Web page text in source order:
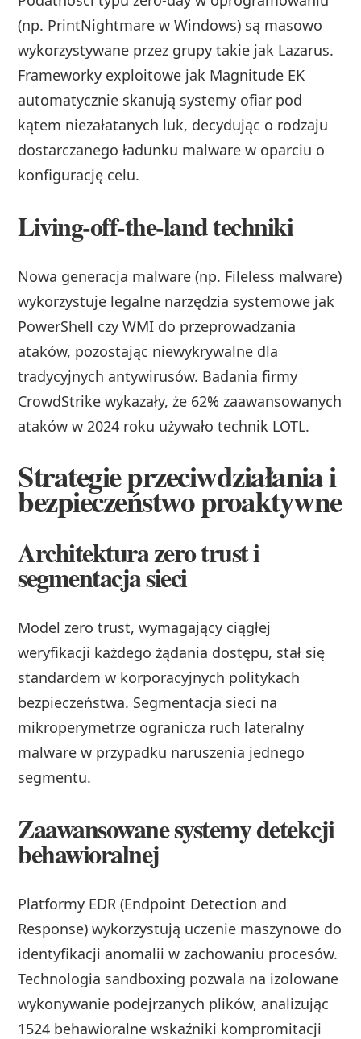
(np. PrintNightmare w Windows) są masowo
wykorzystywane przez grupy takie jak Lazarus.
Frameworky exploitowe jak Magnitude EK
automatycznie skanują systemy ofiar pod
kątem niezałatanych luk, decydując o rodzaju
dostarczanego ładunku malware w oparciu o
konfigurację celu.
Living-off-the-land techniki
Nowa generacja malware (np. Fileless malware)
wykorzystuje legalne narzędzia systemowe jak
PowerShell czy WMI do przeprowadzania
ataków, pozostając niewykrywalne dla
tradycyjnych antywirusów. Badania firmy
CrowdStrike wykazały, że 62% zaawansowanych
ataków w 2024 roku używało technik LOTL.
Strategie przeciwdziałania i
bezpieczeństwo proaktywne
Architektura zero trust i
segmentacja sieci
Model zero trust, wymagający ciągłej
weryfikacji każdego żądania dostępu, stał się
standardem w korporacyjnych politykach
bezpieczeństwa. Segmentacja sieci na
mikroperymetrze ogranicza ruch lateralny
malware w przypadku naruszenia jednego
segmentu.
Zaawansowane systemy detekcji
behawioralnej
Platformy EDR (Endpoint Detection and
Response) wykorzystują uczenie maszynowe do
identyfikacji anomalii w zachowaniu procesów.
Technologia sandboxing pozwala na izolowane
wykonywanie podejrzanych plików, analizując
1524 behawioralne wskaźniki kompromitacji